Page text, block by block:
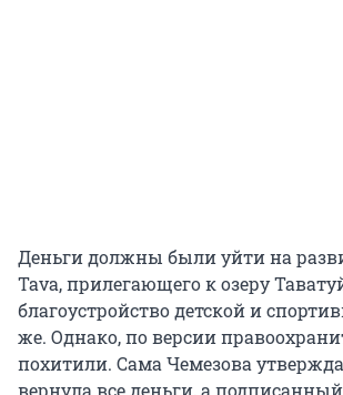
Деньги должны были уйти на
Tava, прилегающего к озеру
благоустройство детской и
же. Однако, по версии
похитили. Сама Чемезова
вернула все деньги, а